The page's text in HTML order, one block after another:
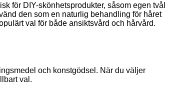
för DIY-skönhetsprodukter, såsom egen tvål
den som en naturlig behandling för håret
val för både ansiktsvård och hårvård.
och konstgödsel. När du väljer
val.